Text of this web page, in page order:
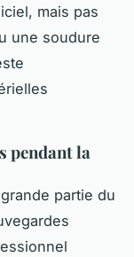
mais pas
une soudure
pendant la
partie du